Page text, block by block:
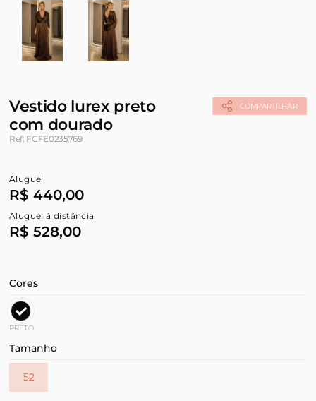
COMPARTILHAR
Vestido lurex preto
com dourado
Ref: FCFE0235769
Aluguel
R$ 440,00
Aluguel à distância
R$ 528,00
Cores
PRETO
Tamanho
52